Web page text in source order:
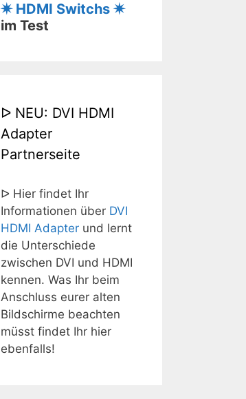
✷ HDMI Switchs ✷
im Test
ᐅ NEU: DVI HDMI
Adapter
Partnerseite
ᐅ Hier findet Ihr
Informationen über DVI
HDMI Adapter und lernt
die Unterschiede
zwischen DVI und HDMI
kennen. Was Ihr beim
Anschluss eurer alten
Bildschirme beachten
müsst findet Ihr hier
ebenfalls!